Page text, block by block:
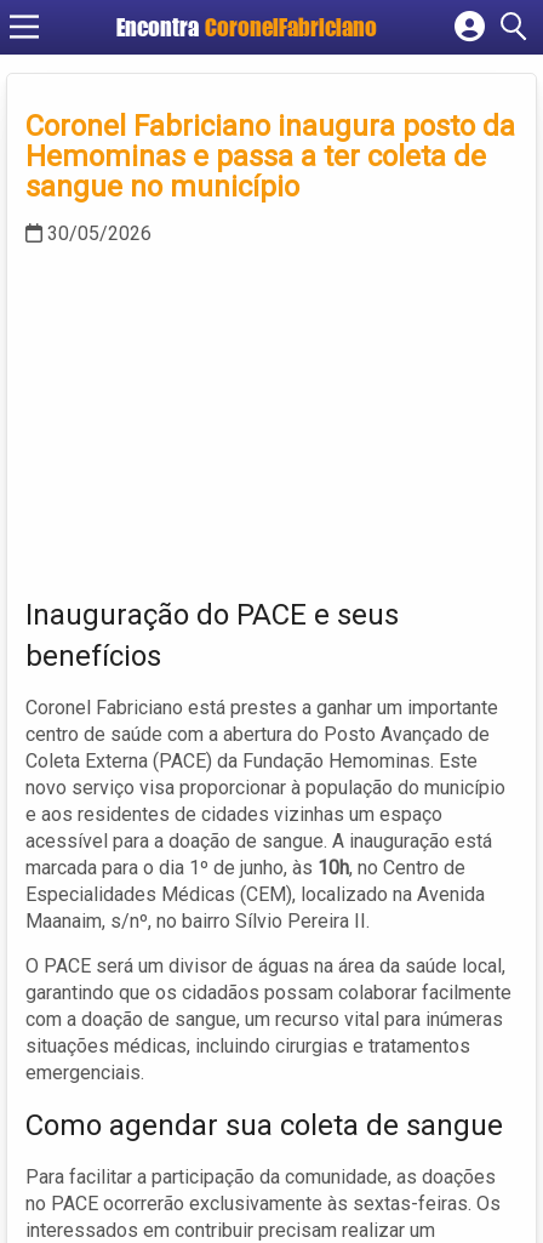
Encontra CoronelFabriciano
Cadastrar empresa
Criar conta
Coronel Fabriciano inaugura posto da
Hemominas e passa a ter coleta de
sangue no município
30/05/2026
Inauguração do PACE e seus
benefícios
Coronel Fabriciano está prestes a ganhar um importante
centro de saúde com a abertura do Posto Avançado de
Coleta Externa (PACE) da Fundação Hemominas. Este
novo serviço visa proporcionar à população do município
e aos residentes de cidades vizinhas um espaço
acessível para a doação de sangue. A inauguração está
marcada para o dia 1º de junho, às 10h, no Centro de
Especialidades Médicas (CEM), localizado na Avenida
Maanaim, s/nº, no bairro Sílvio Pereira II.
O PACE será um divisor de águas na área da saúde local,
garantindo que os cidadãos possam colaborar facilmente
com a doação de sangue, um recurso vital para inúmeras
situações médicas, incluindo cirurgias e tratamentos
emergenciais.
Como agendar sua coleta de sangue
Para facilitar a participação da comunidade, as doações
no PACE ocorrerão exclusivamente às sextas-feiras. Os
interessados em contribuir precisam realizar um